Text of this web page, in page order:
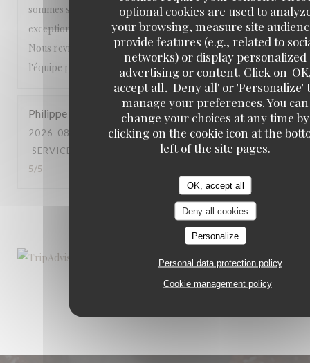
optional cookies are used to
your browsing, measure site
provide features (e.g., related to
networks) or display personalized
advertising or content. Click on
accept all', 'Deny all' or 'Personalize'
manage your preferences. You can
change your choices at any time by
clicking on the cookie icon at the
left of the site pages.
OK, accept all
Deny all cookies
Personalize
Personal data protection policy
Cookie management policy
sommes sentis choyés du début à la fin. Une expérience
exceptionnelle que nous recommandons les yeux fermés.
Nous reviendrons avec grand plaisir. Encore merci à toute
l'équipe pour cette magnifique soirée ! ⭐⭐⭐⭐⭐
Philippe
2026-08-01
- 19:30 - GUESTS 2
SERVICE
4/5 FOOD: 5/5 VALUE:
5/5
3